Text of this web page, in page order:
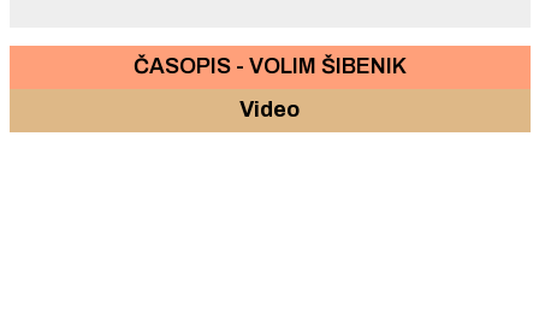
ČASOPIS - VOLIM ŠIBENIK
Video